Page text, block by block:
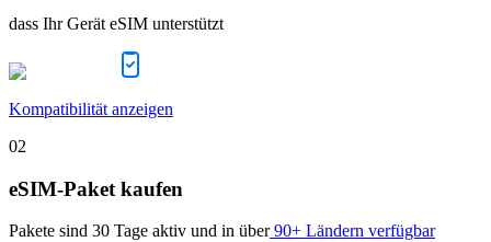
dass Ihr Gerät eSIM unterstützt
Kompatibilität anzeigen
02
eSIM-Paket kaufen
Pakete sind 30 Tage aktiv und in über 90+ Ländern verfügbar